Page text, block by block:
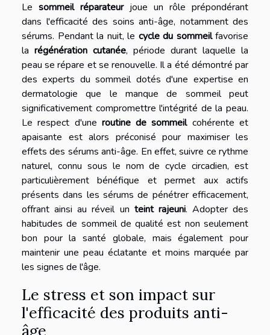
Le sommeil réparateurjoue un rôle prépondérant
dans l'efficacité des soins anti-âge, notamment des
sérums. Pendant la nuit, le cycle du sommeilfavorise
la régénération cutanée, période durant laquelle la
peau se répare et se renouvelle. Il a été démontré par
des experts du sommeil dotés d'une expertise en
dermatologie que le manque de sommeil peut
significativement compromettre l'intégrité de la peau.
Le respect d'une routine de sommeilcohérente et
apaisante est alors préconisé pour maximiser les
effets des sérums anti-âge. En effet, suivre ce rythme
naturel, connu sous le nom de cycle circadien, est
particulièrement bénéfique et permet aux actifs
présents dans les sérums de pénétrer efficacement,
offrant ainsi au réveil un teint rajeuni. Adopter des
habitudes de sommeil de qualité est non seulement
bon pour la santé globale, mais également pour
maintenir une peau éclatante et moins marquée par
les signes de l'âge.
Le stress et son impact sur
l'efficacité des produits anti-
âge